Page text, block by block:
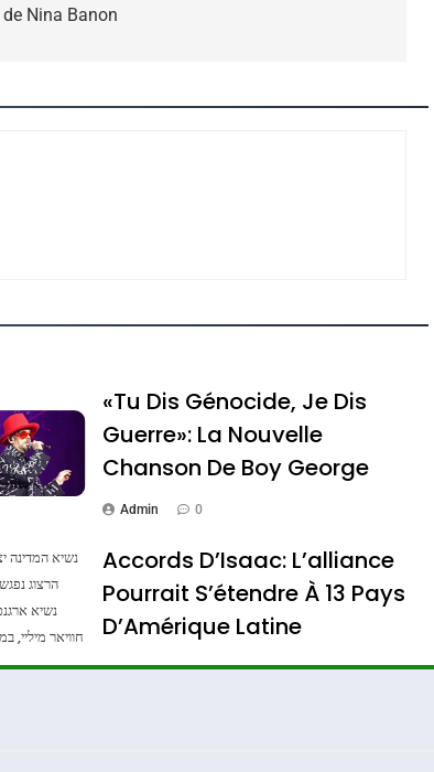
de Nina Banon
«Tu Dis Génocide, Je Dis
Guerre»: La Nouvelle
Chanson De Boy George
Admin 0
נשיא המדינה
הרצוג
נשיא
חוויאר מיליי,
הנשיא
Accords D’Isaac: L’alliance
Pourrait S’étendre À 13 Pays
D’Amérique Latine
Admin 0
Hadida
Stauber